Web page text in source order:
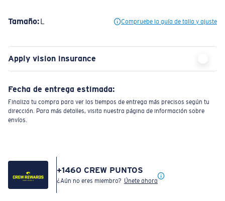
Tamaño:L Compruebe la guía de talla y ajuste
Apply vision insurance
Fecha de entrega estimada:
Finaliza tu compra para ver los tiempos de entrega más precisos según tu
dirección. Para más detalles, visita nuestra página de información sobre
envíos.
+1460 CREW PUNTOS
¿Aún no eres miembro? Únete ahora